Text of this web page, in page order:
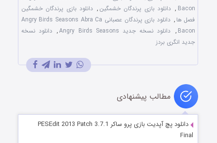
Bacon
, دانلود بازی پرندگان خشمگین , دانلود بازی پرندگان خشمگین
فصل ها ,
دانلود بازی پرندگان عصبانی Angry Birds Seasons Abra Ca
Bacon
, دانلود نسخه جدید Angry Birds Seasons , دانلود نسخه
جدید انگری بردز
مطالب پیشنهادی
دانلود پچ آپدیت بازی پرو ساکر PESEdit 2013 Patch 3.7.1
Final